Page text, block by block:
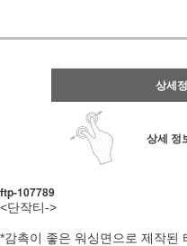
상세
상세 정
ftp- 107789
<단작티->
*감촉이 좋은 워싱면으로 제작된